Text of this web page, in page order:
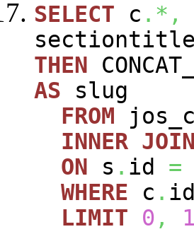
SELECT c .*,
sectiontitle
THEN
AS slug
FROM
INNER JOIN
ON s . id =
WHERE c .
LIMIT
0 ,
1